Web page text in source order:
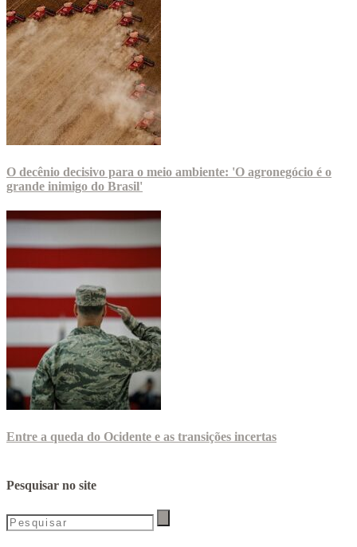
O decênio decisivo para o meio ambiente: 'O agronegócio é o
grande inimigo do Brasil'
Entre a queda do Ocidente e as transições incertas
Pesquisar no site